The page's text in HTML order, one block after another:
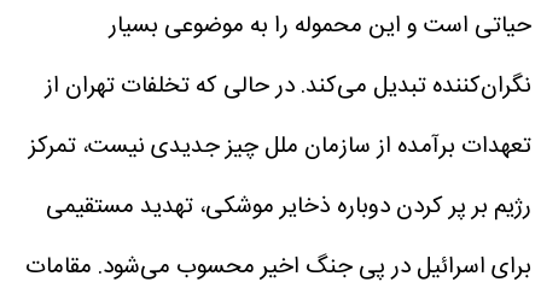
حیاتی است و این محموله را به موضوعی بسیار
نگران‌کننده تبدیل می‌کند. در حالی که تخلفات تهران از
تعهدات برآمده از سازمان ملل چیز جدیدی نیست، تمرکز
رژیم بر پر کردن دوباره ذخایر موشکی، تهدید مستقیمی
برای اسرائیل در پی جنگ اخیر محسوب می‌شود. مقامات